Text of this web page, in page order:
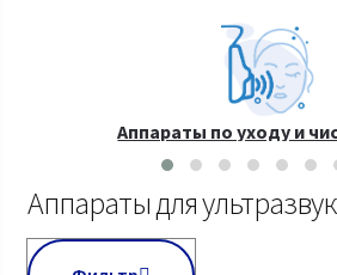
Аппараты по уходу и
Аппараты для